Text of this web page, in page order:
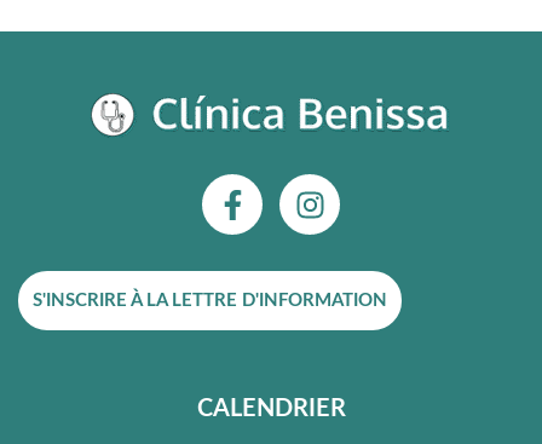
F
a
e
b
o
k
I
n
t
a
g
a
S'INSCRIRE À LA LETTRE D'INFORMATION
CALENDRIER